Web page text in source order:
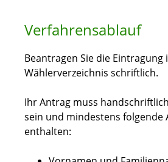
Verfahrensablauf
Beantragen Sie die Eintragung
Wählerverzeichnis schriftlich.
Ihr Antrag muss
sein und mindestens folgende
enthalten: